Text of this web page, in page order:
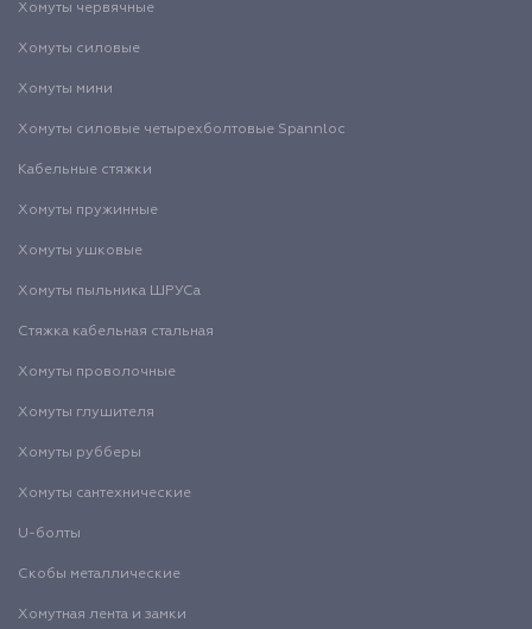
Хомуты червячные
Хомуты силовые
Хомуты мини
Хомуты силовые четырехболтовые Spannloc
Кабельные стяжки
Хомуты пружинные
Хомуты ушковые
Хомуты пыльника ШРУСа
Стяжка кабельная стальная
Хомуты проволочные
Хомуты глушителя
Хомуты рубберы
Хомуты сантехнические
U-болты
Скобы металлические
Хомутная лента и замки